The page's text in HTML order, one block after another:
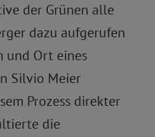
der Grünen alle
dazu aufgerufen
und Ort eines
Silvio Meier
Prozess direkter
die